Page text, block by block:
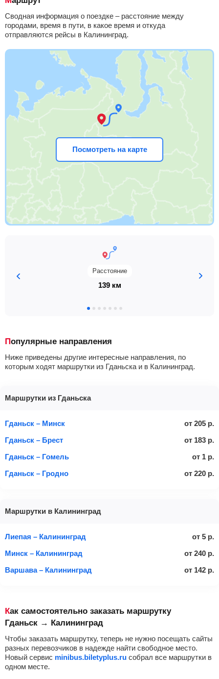
Сводная информация о поездке – расстояние между
городами, время в пути, в какое время и откуда
отправляются рейсы в Калининград.
Посмотреть на карте
Расстояние
139 км
Популярные направления
Ниже приведены другие интересные направления, по
которым ходят маршрутки из Гданьска и в Калининград.
Маршрутки из Гданьска
Гданьск – Минск от 205 р.
Гданьск – Брест
от 183 р.
Гданьск – Гомель
от 1 р.
Гданьск – Гродно
от 220 р.
Маршрутки в Калининград
Лиепая – Калининград от 5 р.
Минск – Калининград
от 240 р.
Варшава – Калининград
от 142 р.
Как самостоятельно заказать маршрутку
Гданьск → Калининград
Чтобы заказать маршрутку, теперь не нужно посещать сайты
разных перевозчиков в надежде найти свободное место.
Новый сервис minibus.biletyplus.ru собрал все маршрутки в
одном месте.